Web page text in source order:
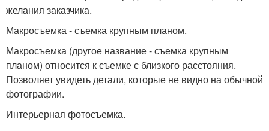
желания заказчика.
Макросъемка - съемка крупным планом.
Макросъемка (другое название - съемка крупным
планом) относится к съемке с близкого расстояния.
Позволяет увидеть детали, которые не видно на обычной
фотографии.
Интерьерная фотосъемка.